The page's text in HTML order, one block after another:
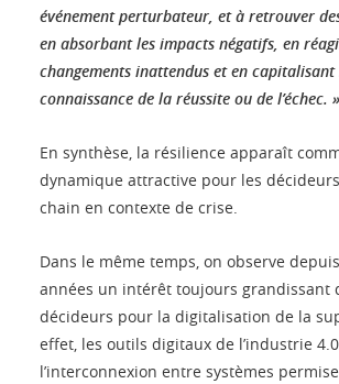
événement perturbateur, et à retrouver
en absorbant les impacts négatifs, en
changements inattendus et en
connaissance de la réussite ou de l’échec. »
En synthèse, la résilience apparaît
dynamique attractive pour les
chain en contexte de crise.
Dans le même temps, on observe
années un intérêt toujours grandissant
décideurs pour la digitalisation de la
effet, les outils digitaux de l’industrie
l’interconnexion entre systèmes